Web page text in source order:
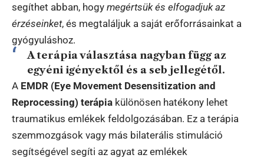
segíthet abban, hogy megértsük és elfogadjuk az
érzéseinket, és megtaláljuk a saját erőforrásainkat a
gyógyuláshoz.
A terápia választása nagyban függ az
egyéni igényektől és a seb jellegétől.
A EMDR (Eye Movement Desensitization and
Reprocessing) terápia különösen hatékony lehet
traumatikus emlékek feldolgozásában. Ez a terápia
szemmozgások vagy más bilaterális stimuláció
segítségével segíti az agyat az emlékek